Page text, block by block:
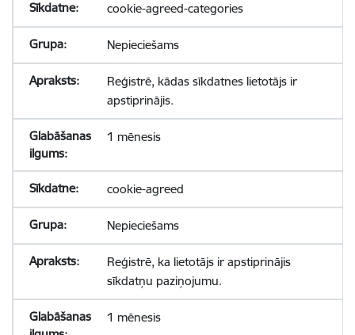
cookie-agreed-categories
Nepieciešams
Reģistrē, kādas sīkdatnes lietotājs ir
apstiprinājis.
1 mēnesis
cookie-agreed
Nepieciešams
Reģistrē, ka lietotājs ir apstiprinājis
sīkdatņu paziņojumu.
1 mēnesis